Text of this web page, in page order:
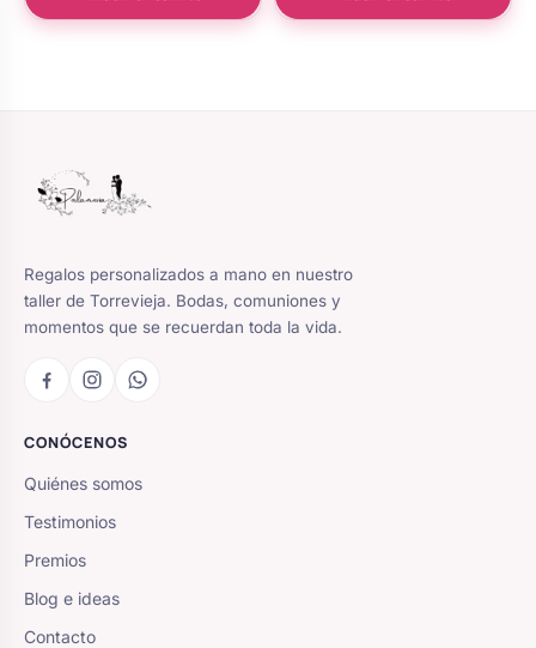
Regalos personalizados a mano en nuestro
taller de Torrevieja. Bodas, comuniones y
momentos que se recuerdan toda la vida.
CONÓCENOS
Quiénes somos
Testimonios
Premios
Blog e ideas
Contacto